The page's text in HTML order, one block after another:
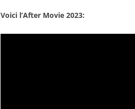
Voici l’After Movie 2023: